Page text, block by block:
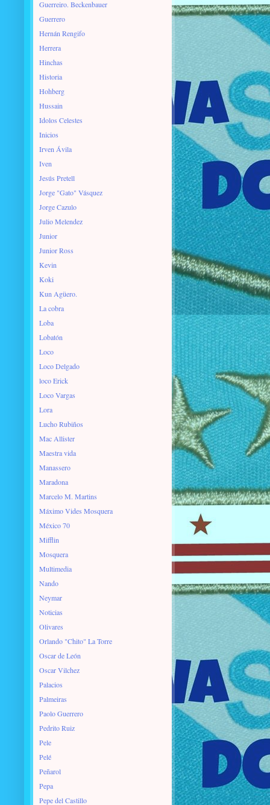
Guerreiro. Beckenbauer
Guerrero
Hernán Rengifo
Herrera
Hinchas
Historia
Hohberg
Hussain
Idolos Celestes
Inicios
Irven Ávila
Iven
Jesús Pretell
Jorge "Gato" Vásquez
Jorge Cazulo
Julio Melendez
Junior
Junior Ross
Kevin
Koki
Kun Agüero.
La cobra
Loba
Lobatón
Loco
Loco Delgado
loco Erick
Loco Vargas
Lora
Lucho Rubiños
Mac Allister
Maestra vida
Manassero
Maradona
Marcelo M. Martins
Máximo Vides Mosquera
México 70
Mifflin
Mosquera
Multimedia
Nando
Neymar
Noticias
Olivares
Orlando "Chito" La Torre
Oscar de León
Oscar Vilchez
Palacios
Palmeiras
Paolo Guerrero
Pedrito Ruiz
Pele
Pelé
Peñarol
Pepa
Pepe del Castillo